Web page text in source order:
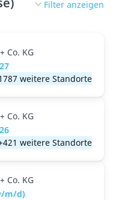
Filter anzeigen
Co. KG
weitere Standorte
Co. KG
weitere Standorte
Co. KG
m/d)